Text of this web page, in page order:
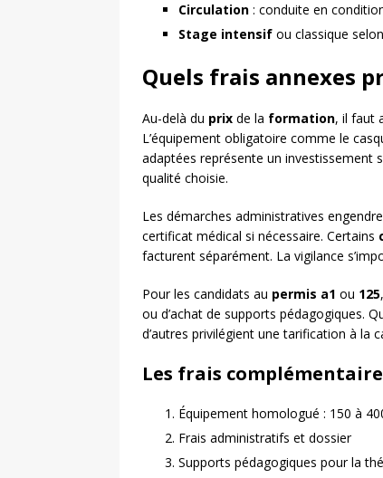
Circulation : conduite en
Stage intensif ou classique
Quels frais annexes
Au-delà du prix de la formation, il faut
L’équipement obligatoire comme le
adaptées représente un investissement
qualité choisie.
Les démarches administratives
certificat médical si nécessaire. Certains
facturent séparément. La vigilance
Pour les candidats au permis a1 ou 125
ou d’achat de supports pédagogiques.
d’autres privilégient une tarification à la
Les frais
Équipement homologué : 150 à
Frais administratifs et dossier
Supports pédagogiques pour la